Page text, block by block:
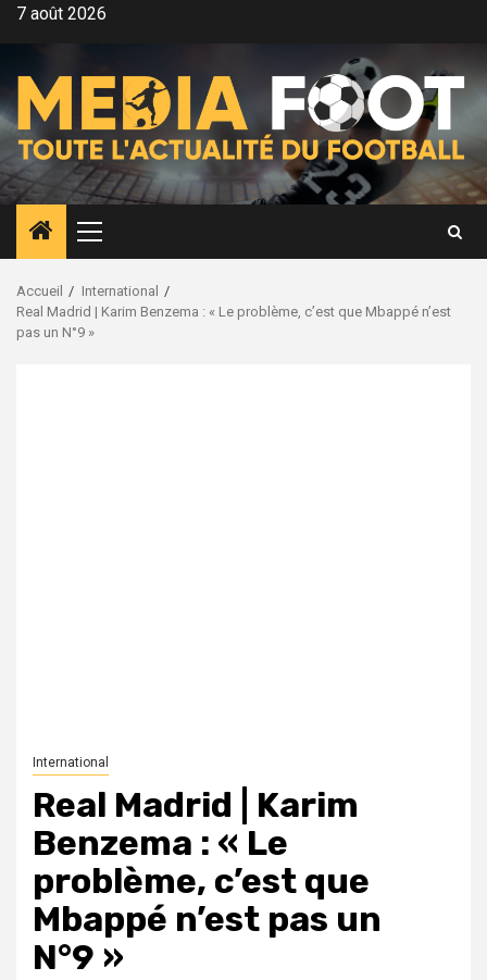
Aller7 août 2026
Menu
principal
Accueil
International
Real Madrid | Karim Benzema : « Le problème, c’est que Mbappé n’est
pas un N°9 »
International
Real Madrid | Karim
Benzema : « Le
problème, c’est que
Mbappé n’est pas un
N°9 »